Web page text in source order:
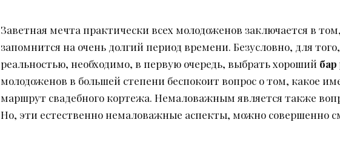
Заветная мечта практически всех молодоженов заключается в
запомнится на очень долгий период времени. Безусловно, для
реальностью, необходимо, в первую очередь, выбрать хороший бар
молодоженов в большей степени беспокоит вопрос о том, какое
маршрут свадебного кортежа. Немаловажным является также
Но, эти естественно немаловажные аспекты, можно совершенно